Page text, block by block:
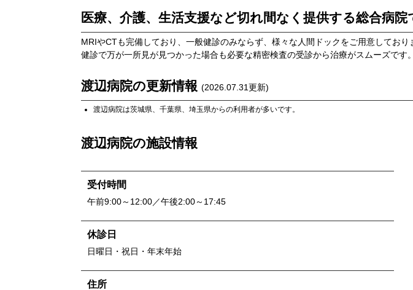
医療、介護、生活支援など切れ間なく提供する総合病院
MRIやCTも完備しており、一般健診のみならず、様々な人間ドックをご用意しており
健診で万が一所見が見つかった場合も必要な精密検査の受診から治療がスムーズです。
渡辺病院の更新情報 (2026.07.31更新)
渡辺病院は茨城県、 千葉県、 埼玉県からの利用者が多いです。
渡辺病院の施設情報
受付時間
午前9:00～12:00／午後2:00～17:45
休診日
日曜日・祝日・年末年始
住所